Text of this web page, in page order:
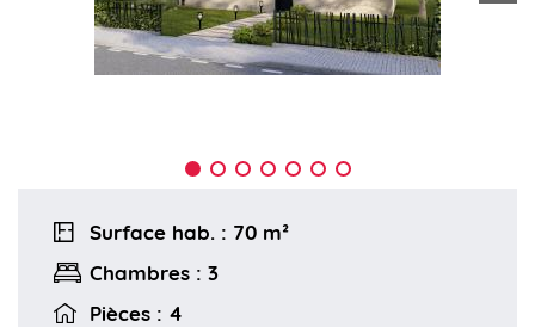
Surface hab. : 70 m²
Chambres : 3
Pièces : 4